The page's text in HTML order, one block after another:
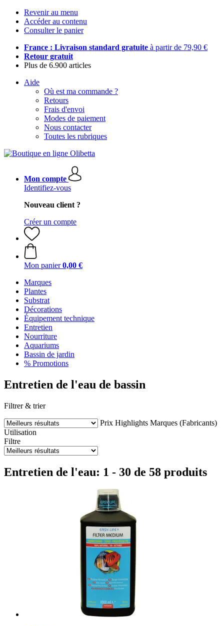
Revenir au menu
Accéder au contenu
Consulter le panier
France : Livraison standard gratuite à partir de 79,90 €
Retour gratuit
Plus de 6.900 articles
Aide
Où est ma commande ?
Retours
Frais d'envoi
Modes de paiement
Nous contacter
Toutes les rubriques
Mon compte
Identifiez-vous
Nouveau client ?
Créer un compte
Mon panier 0,00 €
Marques
Plantes
Substrat
Décorations
Équipement technique
Entretien
Nourriture
Aquariums
Bassin de jardin
% Promotions
Entretien de l'eau de bassin
Filtrer & trier
Prix Highlights Marques (Fabricants)
Utilisation
Filtre
Entretien de l'eau: 1 - 30 de 58 produits